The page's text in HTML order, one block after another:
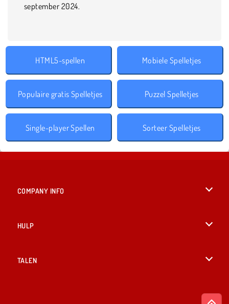
september 2024.
HTML5-spellen Mobiele Spelletjes
Populaire gratis Spelletjes Puzzel Spelletjes
Single-player Spellen Sorteer Spelletjes
COMPANY INFO
HULP
TALEN